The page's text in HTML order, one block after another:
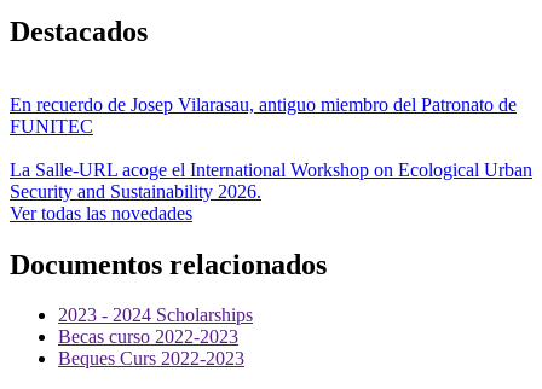
Destacados
En recuerdo de Josep Vilarasau, antiguo miembro del Patronato de
FUNITEC
La Salle-URL acoge el International Workshop on Ecological Urban
Security and Sustainability 2026.
Ver todas las novedades
Documentos relacionados
2023 - 2024 Scholarships
Becas curso 2022-2023
Beques Curs 2022-2023